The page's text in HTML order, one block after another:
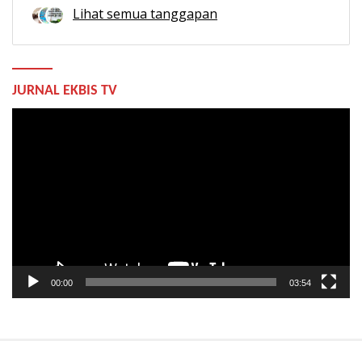
Lihat semua tanggapan
JURNAL EKBIS TV
00:00 03:54